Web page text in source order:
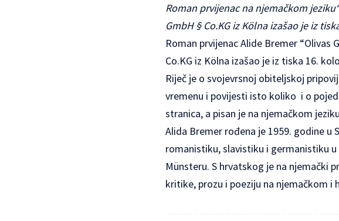
Roman prvijenac na njemačkom
GmbH § Co.KG iz Kölna izašao je iz
Roman prvijenac Alide Bremer “Olivas
Co.KG iz Kölna izašao je iz tiska 16.
Riječ je o svojevrsnoj obiteljskoj
vremenu i povijesti isto koliko i o
stranica, a pisan je na njemačkom
Alida Bremer rođena je 1959. godine u
romanistiku, slavistiku i germanistiku u
Münsteru. S hrvatskog je na njemački
kritike, prozu i poeziju na njemačkom i